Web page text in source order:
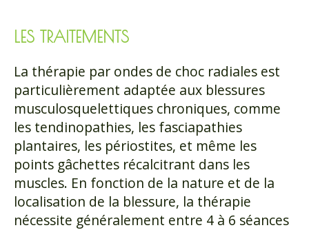
LES TRAITEMENTS
La thérapie par ondes de choc radiales est
particulièrement adaptée aux blessures
musculosquelettiques chroniques, comme
les tendinopathies, les fasciapathies
plantaires, les périostites, et même les
points gâchettes récalcitrant dans les
muscles. En fonction de la nature et de la
localisation de la blessure, la thérapie
nécessite généralement entre 4 à 6 séances